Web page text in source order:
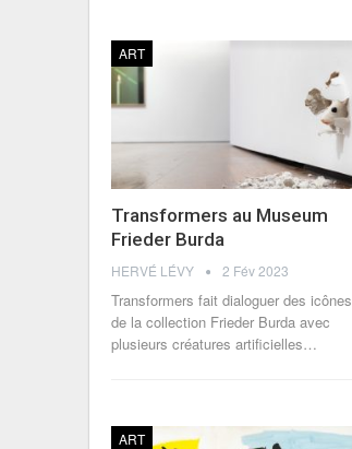
ART
Transformers au Museum
Frieder Burda
HERVÉ LÉVY 2 Fév 2023
Transformers fait dialoguer des icônes
de la collection Frieder Burda avec
plusieurs créatures artificielles…
ART